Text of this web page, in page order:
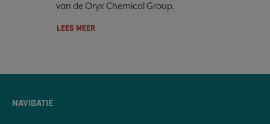
van de Oryx Chemical Group.
LEES MEER
NAVIGATIE